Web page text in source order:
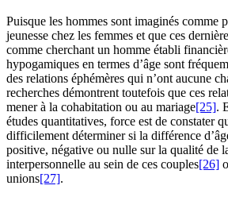
Puisque les hommes sont imaginés comme
jeunesse chez les femmes et que ces
comme cherchant un homme établi
hypogamiques en termes d’âge sont
des relations éphémères qui n’ont aucune
recherches démontrent toutefois que ces
mener à la cohabitation ou au mariage[25].
études quantitatives, force est de constater
difficilement déterminer si la différence
positive, négative ou nulle sur la qualité de
interpersonnelle au sein de ces couples[26]
unions[27].